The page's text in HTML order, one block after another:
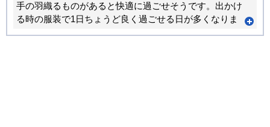
手の羽織るものがあると快適に過ごせそうです。出かけ
る時の服装で1日ちょうど良く過ごせる日が多くなりま